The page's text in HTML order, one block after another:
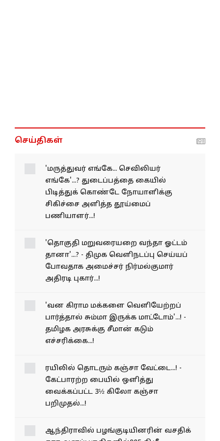
செய்திகள்
'மருத்துவர் எங்கே... செவிலியர்
எங்கே'...? துடைப்பத்தை கையில்
பிடித்துக் கொண்டே நோயாளிக்கு
சிகிச்சை அளித்த தூய்மைப்
பணியாளர்...!
'தொகுதி மறுவரையறை வந்தா ஓட்டம்
தானா'...? - திமுக வெளிநடப்பு செய்யப்
போவதாக அமைச்சர் நிர்மல்குமார்
அதிரடி புகார்...!
'வன கிராம மக்களை வெளியேற்றப்
பார்த்தால் சும்மா இருக்க மாட்டோம்'...! -
தமிழக அரசுக்கு சீமான் கடும்
எச்சரிக்கை...!
ரயிலில் தொடரும் கஞ்சா வேட்டை...! -
கேட்பாரற்ற பையில் ஒளித்து
வைக்கப்பட்ட 3½ கிலோ கஞ்சா
பறிமுதல்...!
ஆந்திராவில் பழங்​குடி​யினரின் வசதிக்​